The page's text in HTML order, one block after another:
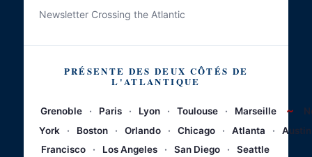
Newsletter Crossing the Atlantic
PRÉSENTE DES DEUX CÔTÉS DE
L'ATLANTIQUE
Grenoble · Paris · Lyon · Toulouse · Marseille ~
York
· Boston · Orlando · Chicago · Atlanta ·
Austin
Francisco
· Los Angeles · San Diego · Seattle